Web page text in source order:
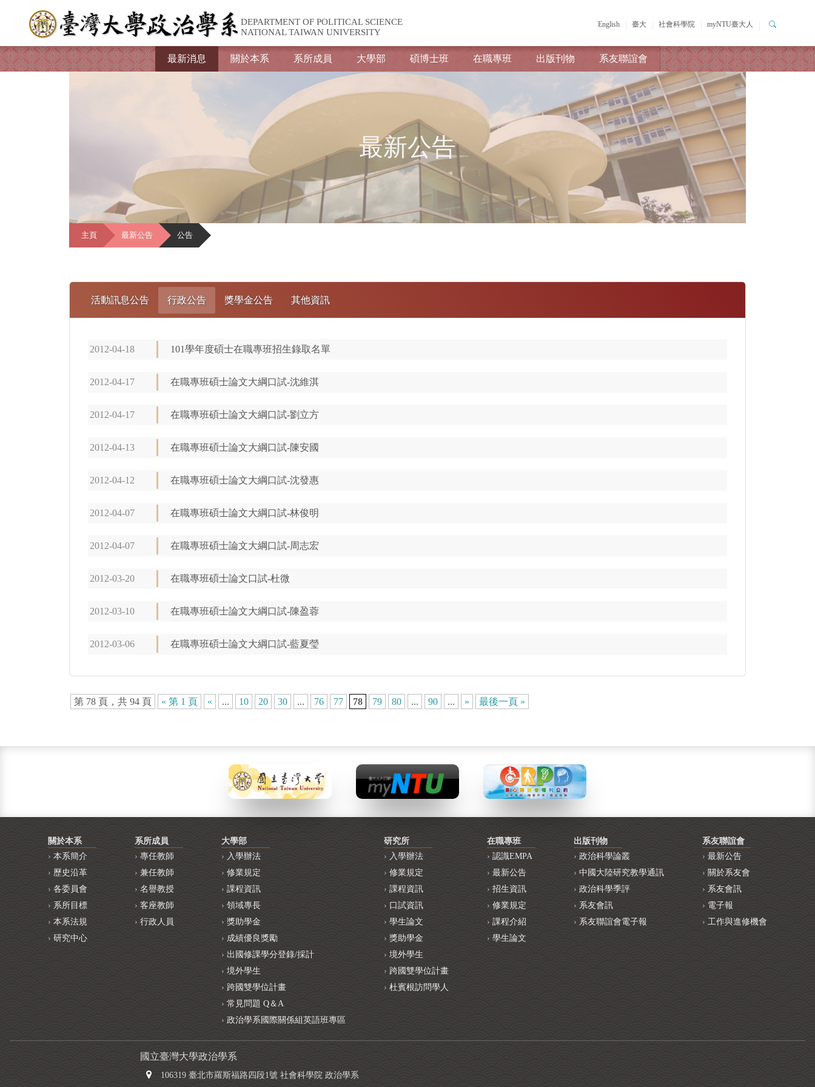
DEPARTMENT OF POLITICAL SCIENCE
NATIONAL TAIWAN UNIVERSITY
English 臺大 社會科學院 myNTU臺大人
最新消息 關於本系 系所成員 大學部 碩博士班 在職專班 出版刊物 系友聯誼會
最新公告
主頁 最新公告 公告
活動訊息公告 行政公告 獎學金公告 其他資訊
2012-04-18 101學年度碩士在職專班招生錄取名單
2012-04-17 在職專班碩士論文大綱口試-沈維淇
2012-04-17 在職專班碩士論文大綱口試-劉立方
2012-04-13 在職專班碩士論文大綱口試-陳安國
2012-04-12 在職專班碩士論文大綱口試-沈發惠
2012-04-07 在職專班碩士論文大綱口試-林俊明
2012-04-07 在職專班碩士論文大綱口試-周志宏
2012-03-20 在職專班碩士論文口試-杜微
2012-03-10 在職專班碩士論文大綱口試-陳盈蓉
2012-03-06 在職專班碩士論文大綱口試-藍夏瑩
第 78 頁，共 94 頁 « 第 1 頁 « ... 10 20 30 ... 76 77 78 79 80 ... 90 ... » 最後一頁 »
關於本系
本系簡介
歷史沿革
各委員會
系所目標
本系法規
研究中心
系所成員
專任教師
兼任教師
名譽教授
客座教師
行政人員
大學部
入學辦法
修業規定
課程資訊
領域專長
獎助學金
成績優良獎勵
出國修課學分登錄/採計
境外學生
跨國雙學位計畫
常見問題 Q＆A
政治學系國際關係組英語班專區
研究所
入學辦法
修業規定
課程資訊
口試資訊
學生論文
獎助學金
境外學生
跨國雙學位計畫
杜賓根訪問學人
在職專班
認識EMPA
最新公告
招生資訊
修業規定
課程介紹
學生論文
出版刊物
政治科學論叢
中國大陸研究教學通訊
政治科學季評
系友會訊
系友聯誼會電子報
系友聯誼會
最新公告
關於系友會
系友會訊
電子報
工作與進修機會
國立臺灣大學政治學系
106319 臺北市羅斯福路四段1號 社會科學院 政治學系